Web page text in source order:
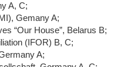
A, C;
Gemany A;
“Our House”, Belarus B;
(IFOR) B, C;
A;